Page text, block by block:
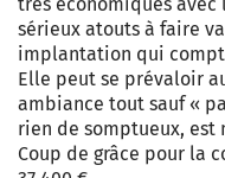
sérieux atouts à faire
implantation qui
Elle peut se prévaloir
ambiance tout sauf «
rien de somptueux, est
Coup de grâce pour la